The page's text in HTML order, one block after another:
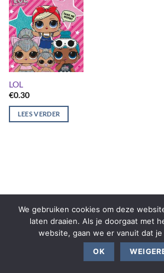
LOL
€0.30
LEES VERDER
We gebruiken cookies om deze
laten draaien. Als je doorgaat met
website, gaan we er vanuit dat
OK